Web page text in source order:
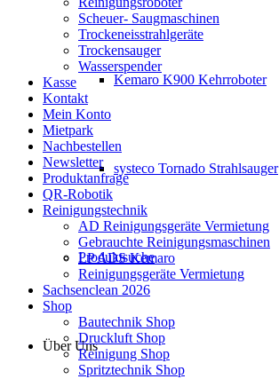
Kemaro K900 Kehrroboter
systeco Tornado Strahlsauger
Produktsuche
Über Uns
Scheuer- Saugmaschinen
Trockeneisstrahlgeräte
Trockensauger
Wasserspender
Kasse
Kontakt
Mein Konto
Mietpark
Nachbestellen
Newsletter
Produktanfrage
QR-Robotik
Reinigungstechnik
AD Reinigungsgeräte Vermietung
Gebrauchte Reinigungsmaschinen
LP ADS Kemaro
Reinigungsgeräte Vermietung
Sachsenclean 2026
Shop
Bautechnik Shop
Druckluft Shop
Reinigung Shop
Spritztechnik Shop